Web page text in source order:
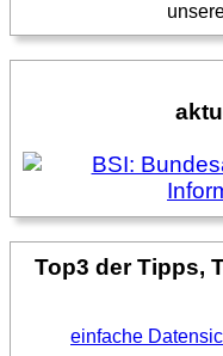
Top3 der Tipps,
einfache